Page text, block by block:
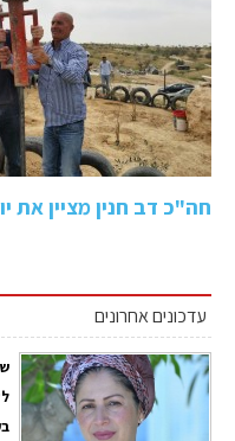
חה"כ דב חנין מציין את
עדכונים אחרונים